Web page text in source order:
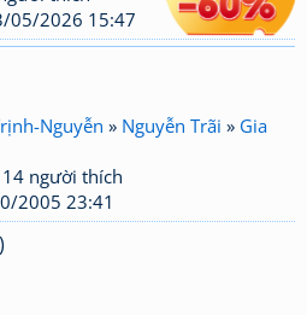
05/2026 15:47
Nguyễn » Nguyễn Trãi » Gia
người thích
2005 23:41